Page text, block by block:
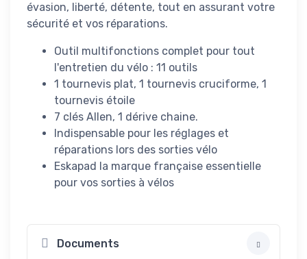
évasion, liberté, détente, tout en assurant votre
sécurité et vos réparations.
Outil multifonctions complet pour tout
l'entretien du vélo : 11 outils
1 tournevis plat, 1 tournevis cruciforme, 1
tournevis étoile
7 clés Allen, 1 dérive chaine.
Indispensable pour les réglages et
réparations lors des sorties vélo
Eskapad la marque française essentielle
pour vos sorties à vélos
Documents